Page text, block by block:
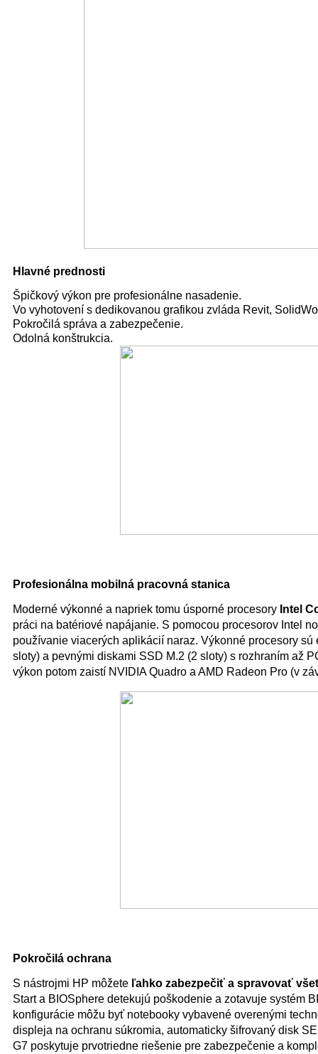
Hlavné prednosti
Špičkový výkon pre profesionálne nasadenie.
Vo vyhotovení s dedikovanou grafikou zvláda Revit,
Pokročilá správa a zabezpečenie.
Odolná konštrukcia.
Profesionálna mobilná pracovná stanica
Moderné výkonné a napriek tomu úsporné procesory Intel
práci na batériové napájanie. S pomocou procesorov Intel
používanie viacerých aplikácií naraz. Výkonné procesory
sloty) a pevnými diskami SSD M.2 (2 sloty) s rozhraním až
výkon potom zaistí NVIDIA Quadro a AMD Radeon Pro (v
Pokročilá ochrana
S nástrojmi HP môžete ľahko zabezpečiť a spravovať
Start a BIOSphere detekujú poškodenie a zotavuje systém
konfigurácie môžu byť notebooky vybavené overenými
displeja na ochranu súkromia, automaticky šifrovaný disk
G7 poskytuje prvotriedne riešenie pre zabezpečenie a